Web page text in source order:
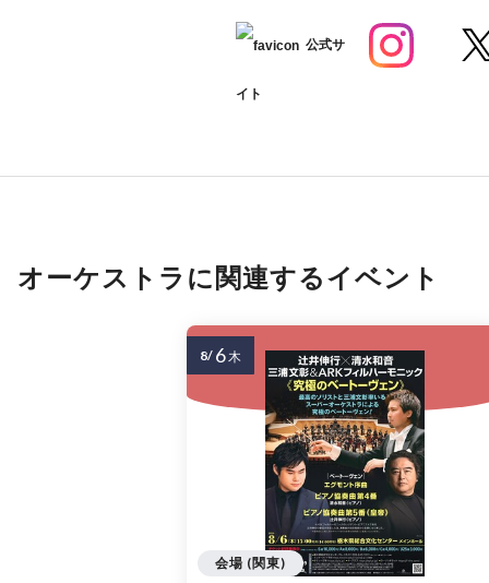
公式サ
イト
オーケストラに関連するイベント
会場 (関東)
8/ 6木